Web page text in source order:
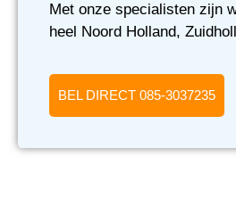
Met onze specialisten zijn
heel Noord Holland,
BEL DIRECT 085-3037235